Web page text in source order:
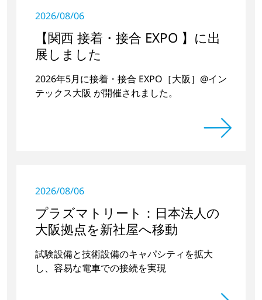
2026/08/06
【関西 接着・接合 EXPO 】に出
展しました
2026年5月に接着・接合 EXPO［大阪］@イン
テックス大阪 が開催されました。
2026/08/06
プラズマトリート：日本法人の
大阪拠点を新社屋へ移動
試験設備と技術設備のキャパシティを拡大
し、容易な電車での接続を実現